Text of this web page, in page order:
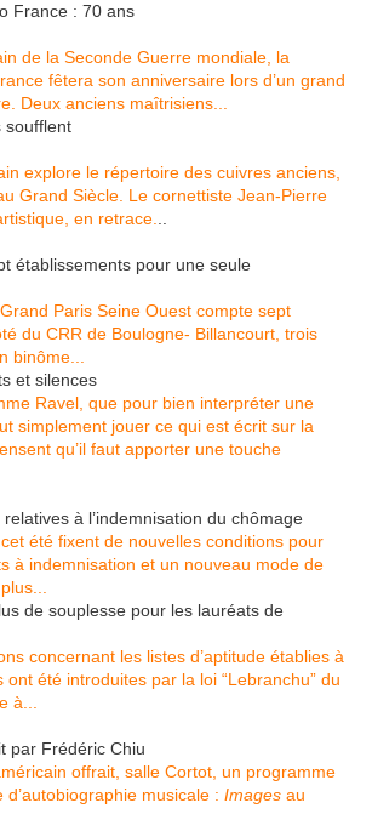
France : 70 ans
de la Seconde Guerre mondiale, la
fêtera son anniversaire lors d’un grand
Deux anciens maîtrisiens...
soufflent
explore le répertoire des cuivres anciens,
Grand Siècle. Le cornettiste Jean-Pierre
en retrace.
établissements pour une seule
Paris Seine Ouest compte sept
du CRR de Boulogne- Billancourt, trois
binôme...
et silences
Ravel, que pour bien interpréter une
simplement jouer ce qui est écrit sur la
qu’il faut apporter une touche
à l’indemnisation du chômage
été fixent de nouvelles conditions pour
à indemnisation et un nouveau mode de
de souplesse pour les lauréats de
concernant les listes d’aptitude établies à
ont été introduites par la loi “Lebranchu” du
à...
par Frédéric Chiu
offrait, salle Cortot, un programme
musicale : Images au